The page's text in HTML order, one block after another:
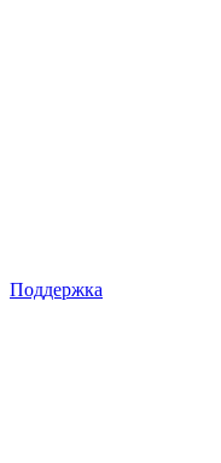
Поддержка